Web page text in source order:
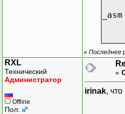
« Последнее
RXL
Технический
Администратор
Offline
Пол:
«
irinak,